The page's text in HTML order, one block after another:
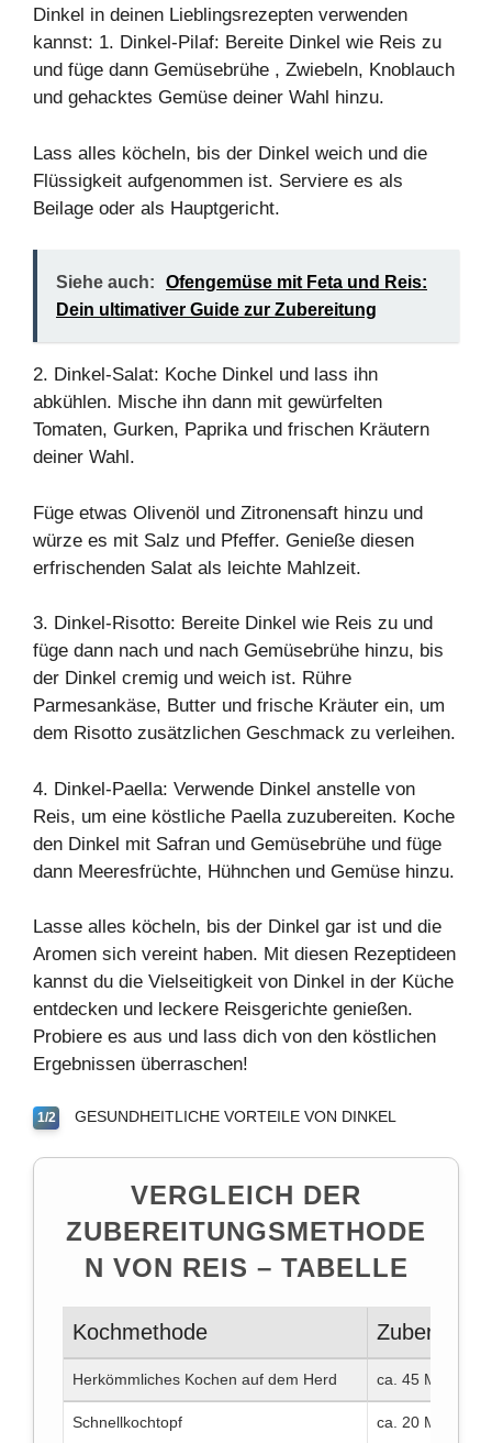
Dinkel in deinen Lieblingsrezepten verwenden
kannst: 1. Dinkel-Pilaf: Bereite Dinkel wie Reis zu
und füge dann Gemüsebrühe , Zwiebeln, Knoblauch
und gehacktes Gemüse deiner Wahl hinzu.
Lass alles köcheln, bis der Dinkel weich und die
Flüssigkeit aufgenommen ist. Serviere es als
Beilage oder als Hauptgericht.
Siehe auch:
Ofengemüse mit Feta und Reis:
Dein ultimativer Guide zur Zubereitung
2. Dinkel-Salat: Koche Dinkel und lass ihn
abkühlen. Mische ihn dann mit gewürfelten
Tomaten, Gurken, Paprika und frischen Kräutern
deiner Wahl.
Füge etwas Olivenöl und Zitronensaft hinzu und
würze es mit Salz und Pfeffer. Genieße diesen
erfrischenden Salat als leichte Mahlzeit.
3. Dinkel-Risotto: Bereite Dinkel wie Reis zu und
füge dann nach und nach Gemüsebrühe hinzu, bis
der Dinkel cremig und weich ist. Rühre
Parmesankäse, Butter und frische Kräuter ein, um
dem Risotto zusätzlichen Geschmack zu verleihen.
4. Dinkel-Paella: Verwende Dinkel anstelle von
Reis, um eine köstliche Paella zuzubereiten. Koche
den Dinkel mit Safran und Gemüsebrühe und füge
dann Meeresfrüchte, Hühnchen und Gemüse hinzu.
Lasse alles köcheln, bis der Dinkel gar ist und die
Aromen sich vereint haben. Mit diesen Rezeptideen
kannst du die Vielseitigkeit von Dinkel in der Küche
entdecken und leckere Reisgerichte genießen.
Probiere es aus und lass dich von den köstlichen
Ergebnissen überraschen!
1/2 GESUNDHEITLICHE VORTEILE VON DINKEL
VERGLEICH DER
ZUBEREITUNGSMETHODE
N VON REIS – TABELLE
Kochmethode
Herkömmliches Kochen auf dem Herd ca. 45 Minuten
Schnellkochtopf ca. 20 Minuten